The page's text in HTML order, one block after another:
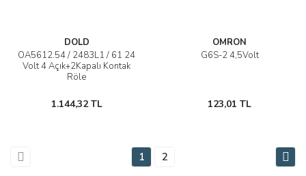
DOLD
OA5612.54 / 2483L1 / 61 24
Volt 4 Açık+2Kapalı Kontak
Röle
1.144,32 TL
OMRON
G6S-2 4,5Volt
123,01 TL
1 2